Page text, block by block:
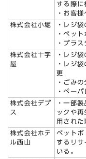
する際に
・お客
株式会社小堀
・レジ袋
・ペッ
・プラ
株式会社十字
屋
・レジ
・レジ
更
・ごみ
・ペー
株式会社デプ
ス
・一部
ックや
用された
株式会社ホテ
ル西山
ペットボ
するリサ
いる。